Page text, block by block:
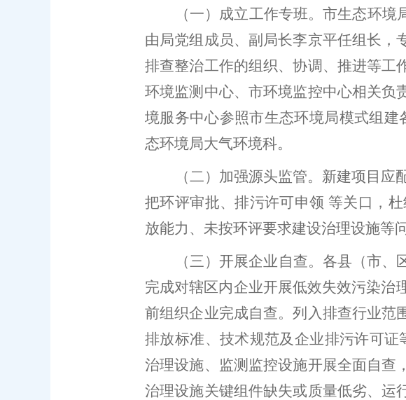
（一）成立工作专班。市生态环境
由局党组成员、副局长李京平任组长，
排查整治工作的组织、协调、推进等工
环境监测中心、 市环境监控中心相关负
境服务中心参照市生态环境局模式组建
态环境局大气环境科。
（二）加强源头监管。 新建项目应
把环评审批、排污许可申领 等关口，
放能力、未按环评要求建设治理设施等问
（三）开展企业自查。 各县（市、
完成对辖区内企业开展低效失效污染治
前组织企业完成自查。列入排查行业范
排放标准、技术规范及企业排污许可证
治理设施、监测监控设施开展全面自查
治理设施关键组件缺失或质量低劣、运